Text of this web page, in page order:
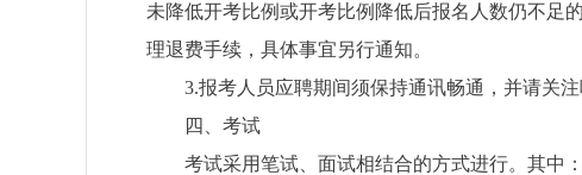
未降低开考比例或开考比例降低后报名人数仍不足
理退费手续，具体事宜另行通知。
3.报考人员应聘期间须保持通讯畅通，并请关
四、考试
考试采用笔试、面试相结合的方式进行。其中：